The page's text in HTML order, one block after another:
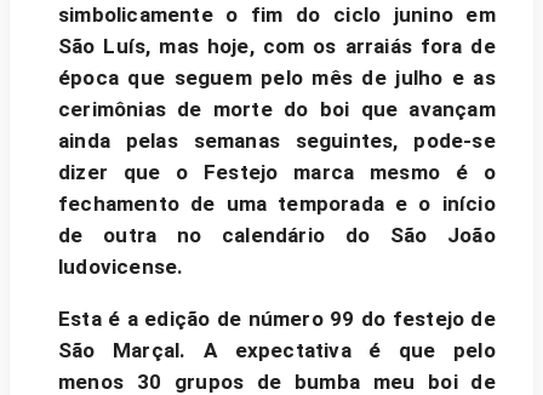
simbolicamente o fim do ciclo junino em
São Luís, mas hoje, com os arraiás fora de
época que seguem pelo mês de julho e as
cerimônias de morte do boi que avançam
ainda pelas semanas seguintes, pode-se
dizer que o Festejo marca mesmo é o
fechamento de uma temporada e o início
de outra no calendário do São João
ludovicense.
Esta é a edição de número 99 do festejo de
São Marçal. A expectativa é que pelo
menos 30 grupos de bumba meu boi de